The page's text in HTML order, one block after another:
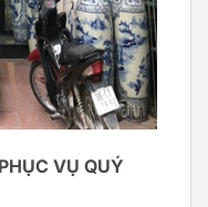
VỤ QUÝ